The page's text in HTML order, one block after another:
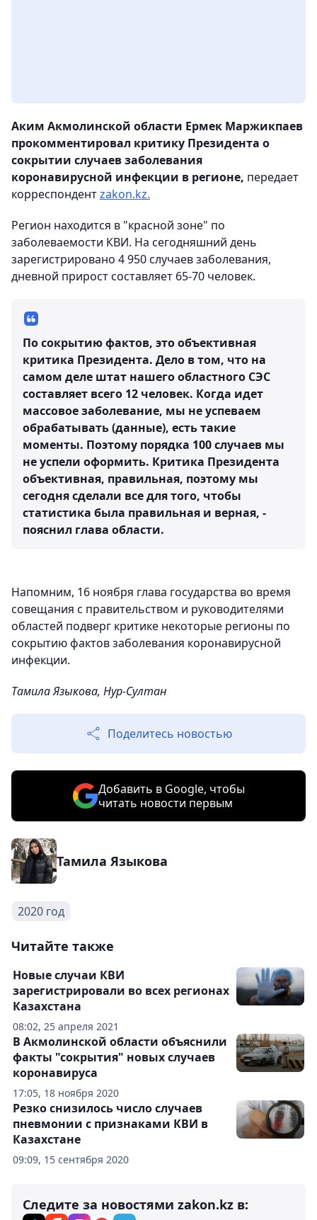
Аким Акмолинской области Ермек Маржикпаев
прокомментировал критику Президента о
сокрытии случаев заболевания
коронавирусной инфекции в регионе, передает
корреспондентzakon.kz.
Регион находится в "красной зоне" по
заболеваемости КВИ. На сегодняшний день
зарегистрировано 4 950 случаев заболевания,
дневной прирост составляет 65-70 человек.
По сокрытию фактов, это объективная
критика Президента. Дело в том, что на
самом деле штат нашего областного СЭС
составляет всего 12 человек. Когда идет
массовое заболевание, мы не успеваем
обрабатывать (данные), есть такие
моменты. Поэтому порядка 100 случаев мы
не успели оформить. Критика Президента
объективная, правильная, поэтому мы
сегодня сделали все для того, чтобы
статистика была правильная и верная, -
пояснил глава области.
Напомним, 16 ноября глава государства во время
совещания с правительством и руководителями
областей подверг критике некоторые регионы по
сокрытию фактов заболевания коронавирусной
инфекции.
Тамила Языкова, Нур-Султан
Поделитесь новостью
Добавить в Google, чтобы
читать новости первым
Тамила Языкова
2020 год
Читайте также
08:02, 25 апреля 2021
Новые случаи КВИ
зарегистрировали во всех регионах
Казахстана
17:05, 18 ноября 2020
В Акмолинской области объяснили
факты "сокрытия" новых случаев
коронавируса
09:09, 15 сентября 2020
Резко снизилось число случаев
пневмонии с признаками КВИ в
Казахстане
Следите за новостями zakon.kz в: